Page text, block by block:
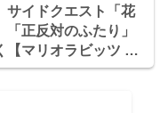
サイドクエスト「花
正反対のふたり」
【マリオラビッツ ギ
記】